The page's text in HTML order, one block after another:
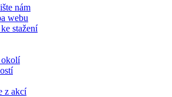
nám
webu
stažení
z akcí